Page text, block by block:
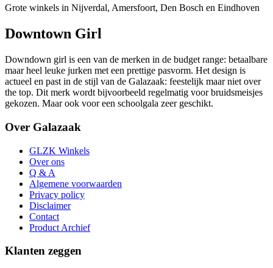
Grote winkels in Nijverdal, Amersfoort, Den Bosch en Eindhoven
Downtown Girl
Downdown girl is een van de merken in de budget range: betaalbare
maar heel leuke jurken met een prettige pasvorm. Het design is
actueel en past in de stijl van de Galazaak: feestelijk maar niet over
the top. Dit merk wordt bijvoorbeeld regelmatig voor bruidsmeisjes
gekozen. Maar ook voor een schoolgala zeer geschikt.
Over Galazaak
GLZK Winkels
Over ons
Q & A
Algemene voorwaarden
Privacy policy
Disclaimer
Contact
Product Archief
Klanten zeggen